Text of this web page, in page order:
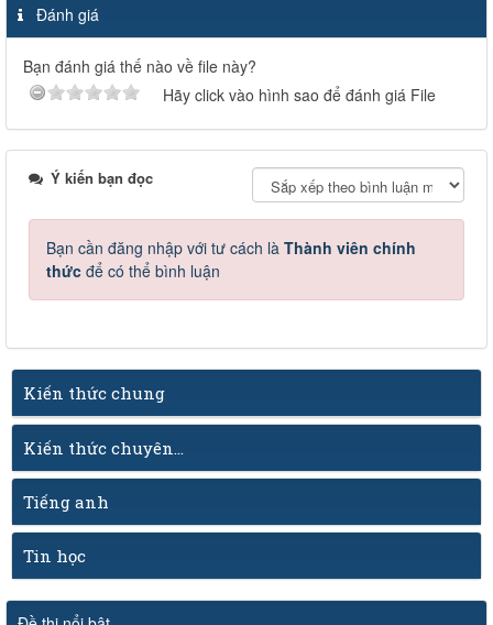
Đánh giá
Bạn đánh giá thế nào về file này?
Hãy click vào hình sao để đánh giá File
Ý kiến bạn đọc
Bạn cần đăng nhập với tư cách là Thành viên chính
thức để có thể bình luận
Kiến thức chung
Kiến thức chuyên...
Tiếng anh
Tin học